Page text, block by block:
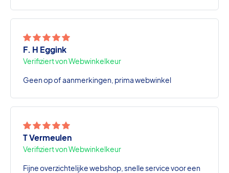
F. H Eggink
Verifiziert von Webwinkelkeur
Geen op of aanmerkingen, prima webwinkel
T Vermeulen
Verifiziert von Webwinkelkeur
Fijne overzichtelijke webshop, snelle service voor een